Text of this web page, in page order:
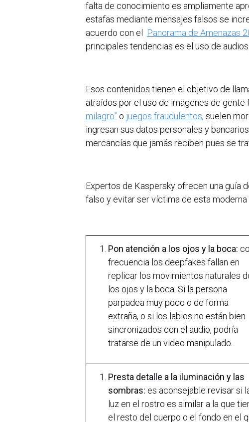
falta de conocimiento es ampliamente
estafas mediante mensajes falsos se
acuerdo con el Panorama de Amenazas
principales tendencias es el uso de
Esos contenidos tienen el objetivo de
atraídos por el uso de imágenes de
milagro” o juegos fraudulentos, suelen
ingresan sus datos personales y
mercancías que jamás reciben pues se
Expertos de Kaspersky ofrecen una guía
falso y evitar ser víctima de esta
Pon atención a los ojos y la boca:
frecuencia los deepfakes fallan en
replicar los movimientos naturales
los ojos y la boca. Si la persona
parpadea muy poco o de forma
extraña, o si los labios no están bien
sincronizados con el audio, podría
tratarse de un video manipulado.
Presta detalle a la iluminación y las
sombras: es aconsejable revisar si
luz en el rostro es similar a la que
el resto del cuerpo o el fondo en el